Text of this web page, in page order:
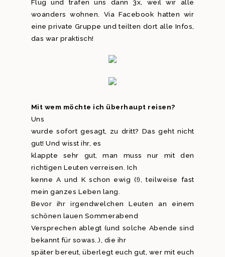
Flug und trafen uns dann 3x, weil wir alle
woanders wohnen. Via Facebook hatten wir
eine private Gruppe und teilten dort alle Infos,
das war praktisch!
Mit wem möchte ich überhaupt reisen?
Uns
wurde sofort gesagt, zu dritt? Das geht nicht
gut! Und wisst ihr, es
klappte sehr gut, man muss nur mit den
richtigen Leuten verreisen. Ich
kenne A und K schon ewig (!), teilweise fast
mein ganzes Leben lang.
Bevor ihr irgendwelchen Leuten an einem
schönen lauen Sommerabend
Versprechen ablegt (und solche Abende sind
bekannt für sowas..), die ihr
später bereut, überlegt euch gut, wer mit euch